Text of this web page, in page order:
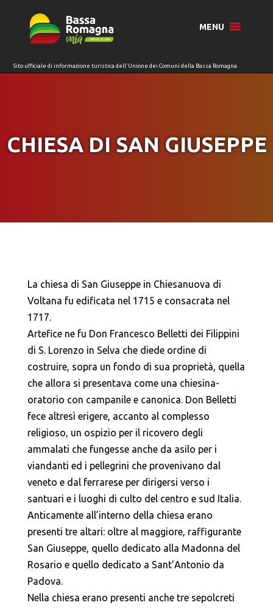
MENU
CHIESA DI SAN GIUSEPPE
La chiesa di San Giuseppe in Chiesanuova di
Voltana fu edificata nel 1715 e consacrata nel
1717.
Artefice ne fu Don Francesco Belletti dei Filippini
di S. Lorenzo in Selva che diede ordine di
costruire, sopra un fondo di sua proprietà, quella
che allora si presentava come una chiesina-
oratorio con campanile e canonica. Don Belletti
fece altresì erigere, accanto al complesso
religioso, un ospizio per il ricovero degli
ammalati che fungesse anche da asilo per i
viandanti ed i pellegrini che provenivano dal
veneto e dal ferrarese per dirigersi verso i
santuari e i luoghi di culto del centro e sud Italia.
Anticamente all’interno della chiesa erano
presenti tre altari: oltre al maggiore, raffigurante
San Giuseppe, quello dedicato alla Madonna del
Rosario e quello dedicato a Sant’Antonio da
Padova.
Nella chiesa erano presenti anche tre sepolcreti